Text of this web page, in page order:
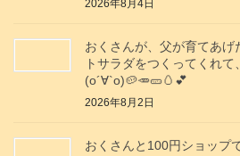
2026年8月4日
おくさんが、父が育てあ
トサラダをつくってくれ
(о´∀`о)🥔🥕🥒🥚💕
2026年8月2日
おくさんと100円ショップ